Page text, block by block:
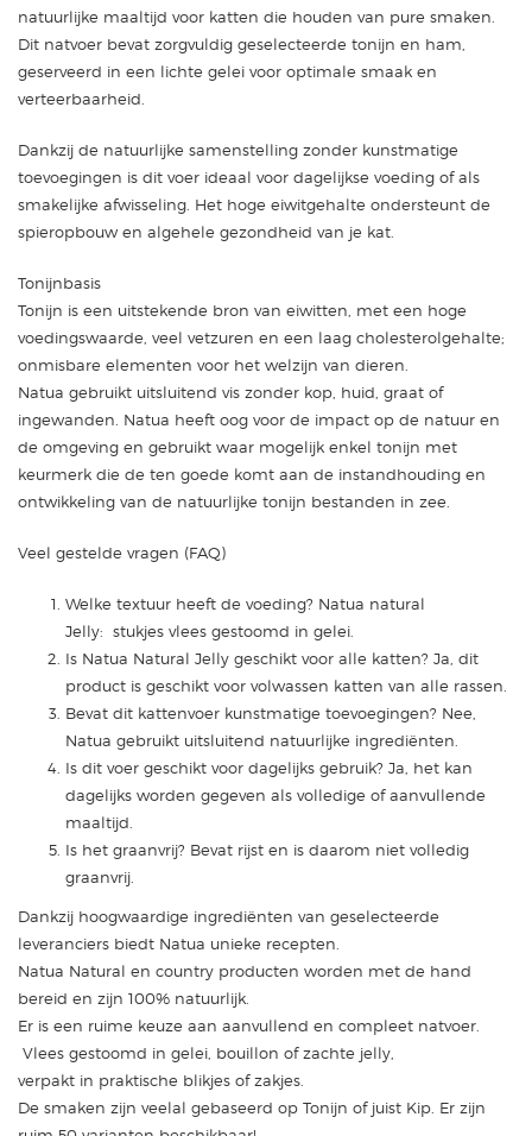
natuurlijke maaltijd voor katten die houden van pure smaken.
Dit natvoer bevat zorgvuldig geselecteerde tonijn en ham,
geserveerd in een lichte gelei voor optimale smaak en
verteerbaarheid.
Dankzij de natuurlijke samenstelling zonder kunstmatige
toevoegingen is dit voer ideaal voor dagelijkse voeding of als
smakelijke afwisseling. Het hoge eiwitgehalte ondersteunt de
spieropbouw en algehele gezondheid van je kat.
Tonijnbasis
Tonijn is een uitstekende bron van eiwitten, met een hoge
voedingswaarde, veel vetzuren en een laag cholesterolgehalte;
onmisbare elementen voor het welzijn van dieren.
Natua gebruikt uitsluitend vis zonder kop, huid, graat of
ingewanden. Natua heeft oog voor de impact op de natuur en
de omgeving en gebruikt waar mogelijk enkel tonijn met
keurmerk die de ten goede komt aan de instandhouding en
ontwikkeling van de natuurlijke tonijn bestanden in zee.
Veel gestelde vragen (FAQ)
Welke textuur heeft de voeding? Natua natural
Jelly: stukjes vlees gestoomd in gelei.
Is Natua Natural Jelly geschikt voor alle katten? Ja, dit
product is geschikt voor volwassen katten van alle rassen.
Bevat dit kattenvoer kunstmatige toevoegingen? Nee,
Natua gebruikt uitsluitend natuurlijke ingrediënten.
Is dit voer geschikt voor dagelijks gebruik? Ja, het kan
dagelijks worden gegeven als volledige of aanvullende
maaltijd.
Is het graanvrij? Bevat rijst en is daarom niet volledig
graanvrij.
Dankzij hoogwaardige ingrediënten van geselecteerde
leveranciers biedt Natua unieke recepten.
Natua Natural en country producten worden met de hand
bereid en zijn 100% natuurlijk.
Er is een ruime keuze aan aanvullend en compleet natvoer.
Vlees gestoomd in gelei, bouillon of zachte jelly,
verpakt in praktische blikjes of zakjes.
De smaken zijn veelal gebaseerd op Tonijn of juist Kip. Er zijn